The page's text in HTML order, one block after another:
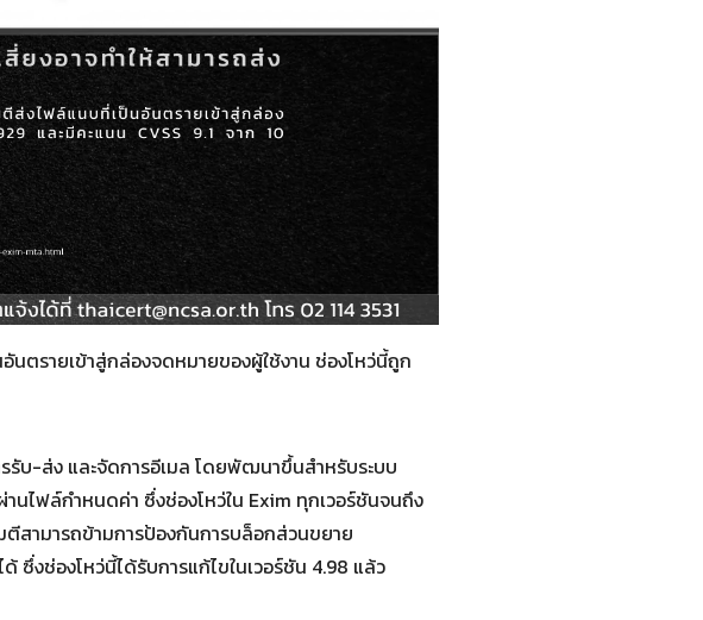
Search
นตรายเข้าสู่กล่องจดหมายของผู้ใช้งาน ช่องโหว่นี้ถูก
รับ-ส่ง และจัดการอีเมล โดยพัฒนาขึ้นสำหรับระบบ
นไฟล์กำหนดค่า ซึ่งช่องโหว่ใน Exim ทุกเวอร์ชันจนถึง
ตีสามารถข้ามการป้องกันการบล็อกส่วนขยาย
ซึ่งช่องโหว่นี้ได้รับการแก้ไขในเวอร์ชัน 4.98 แล้ว